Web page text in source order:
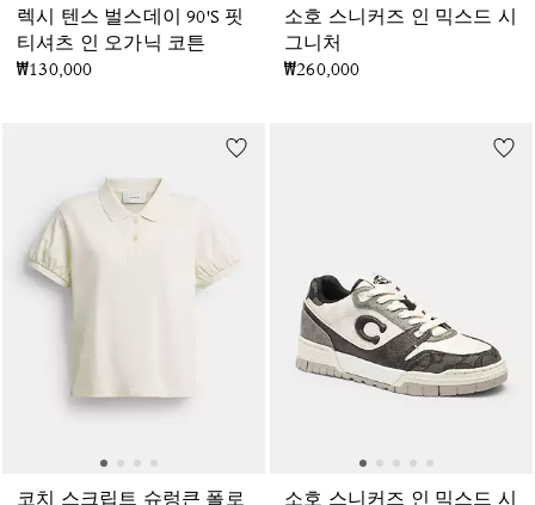
렉시 텐스 벌스데이 90'S 핏
티셔츠 인 오가닉 코튼
₩130,000
소호 스니커즈 인 믹스드 시
그니처
₩260,000